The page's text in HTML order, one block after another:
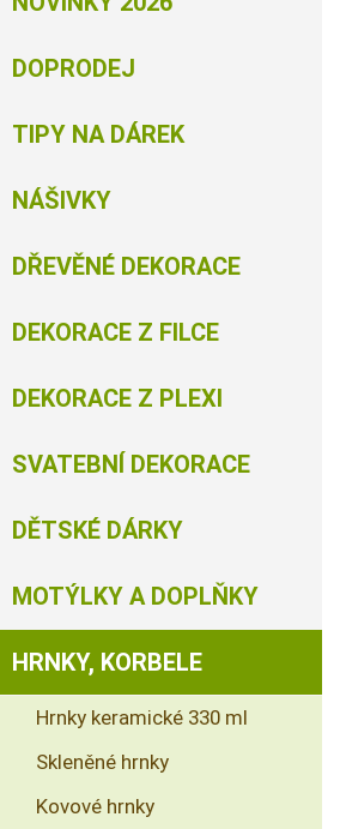
DOPRODEJ
TIPY NA DÁREK
NÁŠIVKY
DŘEVĚNÉ DEKORACE
DEKORACE Z FILCE
DEKORACE Z PLEXI
SVATEBNÍ DEKORACE
DĚTSKÉ DÁRKY
MOTÝLKY A DOPLŇKY
HRNKY, KORBELE
Hrnky keramické 330 ml
Skleněné hrnky
Kovové hrnky